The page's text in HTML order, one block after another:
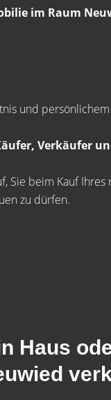
im Raum
und
Verkäufer
Sie beim Kauf
zu dürfen.
Haus